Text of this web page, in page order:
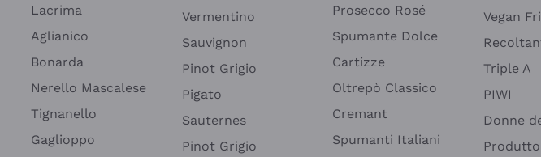
Lacrima
Aglianico
Bonarda
Nerello Mascalese
Tignanello
Gaglioppo
Vermentino
Sauvignon
Pinot Grigio
Pigato
Sauternes
Pinot Grigio
Prosecco Rosé
Spumante Dolce
Cartizze
Oltrepò Classico
Cremant
Spumanti Italiani
Vegan
Triple A
PIWI
Donne